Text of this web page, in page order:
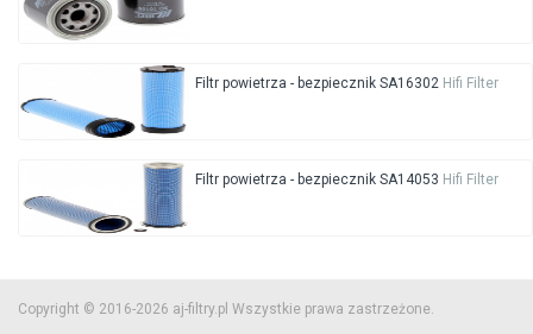
Filtr powietrza - bezpiecznik SA16302 Hifi Filter
Filtr powietrza - bezpiecznik SA14053 Hifi Filter
Copyright © 2016-2026 aj-filtry.pl Wszystkie prawa zastrzeżone.